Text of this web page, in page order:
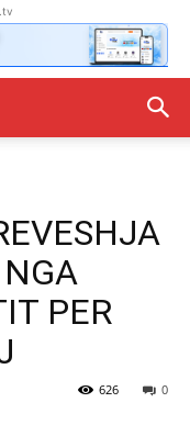
PER
0
626